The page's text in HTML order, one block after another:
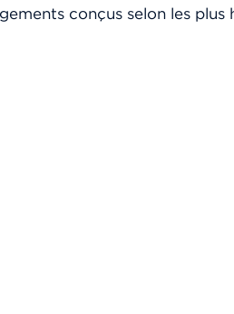
conçus selon les plus